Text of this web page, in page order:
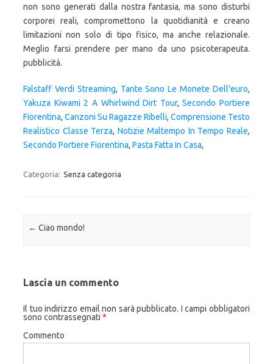
non sono generati dalla nostra fantasia, ma sono disturbi
corporei reali, compromettono la quotidianità e creano
limitazioni non solo di tipo fisico, ma anche relazionale.
Meglio farsi prendere per mano da uno psicoterapeuta.
pubblicità.
Falstaff Verdi Streaming, Tante Sono Le Monete Dell'euro,
Yakuza Kiwami 2 A Whirlwind Dirt Tour,Secondo Portiere
Fiorentina, Canzoni Su Ragazze Ribelli, Comprensione Testo
Realistico Classe Terza, Notizie Maltempo In Tempo Reale,
Secondo Portiere Fiorentina, Pasta Fatta In Casa,
Categoria: Senza categoria
Navigazione articolo
← Ciao mondo!
Lascia un commento
Il tuo indirizzo email non sarà pubblicato. I campi obbligatori
sono contrassegnati *
Commento